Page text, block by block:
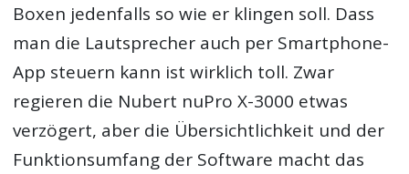
Boxen jedenfalls so wie er klingen soll. Dass
man die Lautsprecher auch per Smartphone-
App steuern kann ist wirklich toll. Zwar
regieren die Nubert nuPro X-3000 etwas
verzögert, aber die Übersichtlichkeit und der
Funktionsumfang der Software macht das